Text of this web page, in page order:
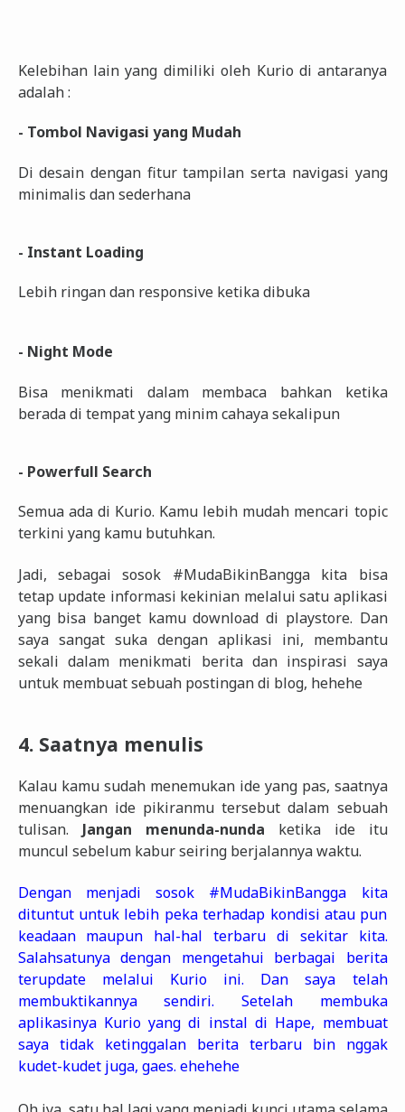
Kelebihan lain yang dimiliki oleh Kurio di antaranya
adalah :
- Tombol Navigasi yang Mudah
Di desain dengan fitur tampilan serta navigasi yang
minimalis dan sederhana
- Instant Loading
Lebih ringan dan responsive ketika dibuka
- Night Mode
Bisa menikmati dalam membaca bahkan ketika
berada di tempat yang minim cahaya sekalipun
- Powerfull Search
Semua ada di Kurio. Kamu lebih mudah mencari topic
terkini yang kamu butuhkan.
Jadi, sebagai sosok #MudaBikinBangga
kita bisa
tetap update informasi kekinian melalui satu aplikasi
yang bisa banget kamu download di playstore. Dan
saya sangat suka dengan aplikasi ini, membantu
sekali dalam menikmati berita dan inspirasi saya
untuk membuat sebuah postingan di blog, hehehe
4. Saatnya menulis
Kalau kamu sudah menemukan ide yang pas, saatnya
menuangkan ide pikiranmu tersebut dalam sebuah
tulisan. Jangan menunda-nunda ketika ide itu
muncul sebelum kabur seiring berjalannya waktu.
Dengan menjadi sosok #MudaBikinBangga kita
dituntut untuk lebih peka terhadap kondisi atau pun
keadaan maupun hal-hal terbaru di sekitar kita.
Salahsatunya dengan mengetahui berbagai berita
terupdate melalui Kurio ini. Dan saya telah
membuktikannya sendiri. Setelah membuka
aplikasinya Kurio yang di instal di Hape, membuat
saya tidak ketinggalan berita terbaru bin nggak
kudet-kudet juga, gaes. ehehehe